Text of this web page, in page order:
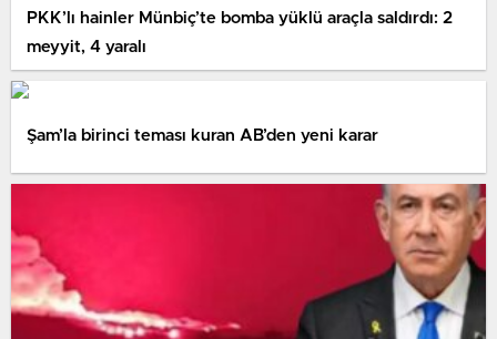
PKK’lı hainler Münbiç’te bomba yüklü araçla saldırdı: 2
meyyit, 4 yaralı
Şam’la birinci teması kuran AB’den yeni karar